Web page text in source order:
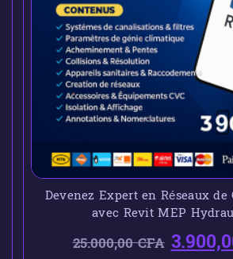
Devenez Expert en Réseaux
avec Revit MEP
25.000,00CFA